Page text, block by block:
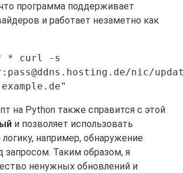
программа поддерживает
и работает незаметно как
* curl -s
pass@ddns.hosting.de/nic/
на Python также справится с этой
и позволяет использовать
например, обнаружение
запросом. Таким образом, я
ненужных обновлений и